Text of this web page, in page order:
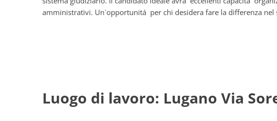
amministrativi. Un`opportunitá per chi desidera fare la differenza nel
Luogo di lavoro: Lugano Via